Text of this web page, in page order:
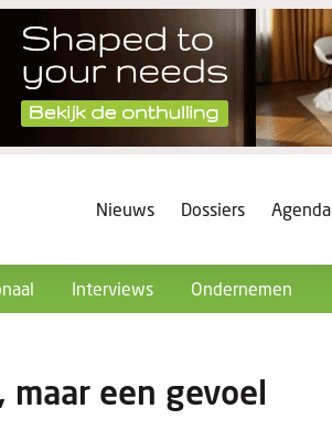
Nieuws Dossiers Agenda
Interviews Ondernemen
maar een gevoel